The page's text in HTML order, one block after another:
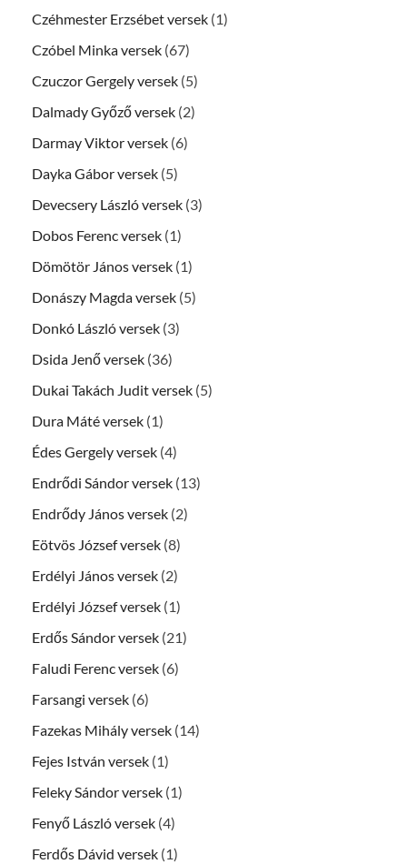
Czéhmester Erzsébet versek (1)
Czóbel Minka versek (67)
Czuczor Gergely versek (5)
Dalmady Győző versek (2)
Darmay Viktor versek (6)
Dayka Gábor versek (5)
Devecsery László versek (3)
Dobos Ferenc versek (1)
Dömötör János versek (1)
Donászy Magda versek (5)
Donkó László versek (3)
Dsida Jenő versek (36)
Dukai Takách Judit versek (5)
Dura Máté versek (1)
Édes Gergely versek (4)
Endrődi Sándor versek (13)
Endrődy János versek (2)
Eötvös József versek (8)
Erdélyi János versek (2)
Erdélyi József versek (1)
Erdős Sándor versek (21)
Faludi Ferenc versek (6)
Farsangi versek (6)
Fazekas Mihály versek (14)
Fejes István versek (1)
Feleky Sándor versek (1)
Fenyő László versek (4)
Ferdős Dávid versek (1)